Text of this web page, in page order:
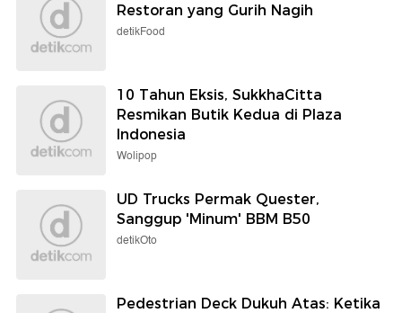
Restoran yang Gurih Nagih
detikFood
10 Tahun Eksis, SukkhaCitta
Resmikan Butik Kedua di Plaza
Indonesia
Wolipop
UD Trucks Permak Quester,
Sanggup 'Minum' BBM B50
detikOto
Pedestrian Deck Dukuh Atas: Ketika